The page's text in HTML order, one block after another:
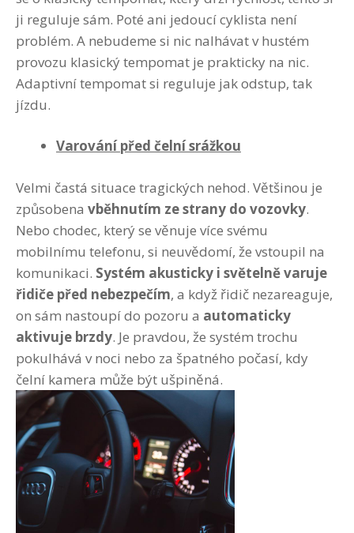
ji reguluje sám. Poté ani jedoucí cyklista není
problém. A nebudeme si nic nalhávat v hustém
provozu klasický tempomat je prakticky na nic.
Adaptivní tempomat si reguluje jak odstup, tak
jízdu.
Varování před čelní srážkou
Velmi častá situace tragických nehod. Většinou je
způsobena vběhnutím ze strany do vozovky.
Nebo chodec, který se věnuje více svému
mobilnímu telefonu, si neuvědomí, že vstoupil na
komunikaci. Systém akusticky i světelně varuje
řidiče před nebezpečím, a když řidič nezareaguje,
on sám nastoupí do pozoru a automaticky
aktivuje brzdy. Je pravdou, že systém trochu
pokulhává v noci nebo za špatného počasí, kdy
čelní kamera může být ušpiněná.